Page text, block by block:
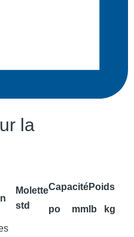
la
Molette
std
CapacitéPoids
po mm lb kg